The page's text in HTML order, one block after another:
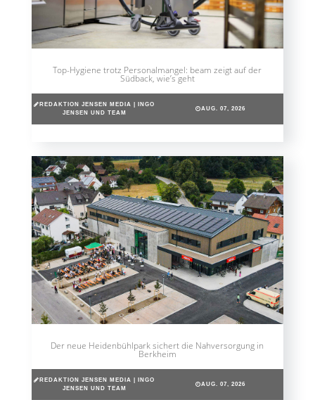
Top-Hygiene trotz Personalmangel: beam zeigt auf der
Südback, wie’s geht
REDAKTION JENSEN MEDIA | INGO
JENSEN UND TEAM
AUG. 07, 2026
Der neue Heidenbühlpark sichert die Nahversorgung in
Berkheim
REDAKTION JENSEN MEDIA | INGO
JENSEN UND TEAM
AUG. 07, 2026